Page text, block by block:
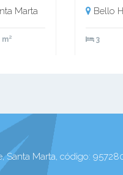
Marta
m²
Bello
3
Marta, código: